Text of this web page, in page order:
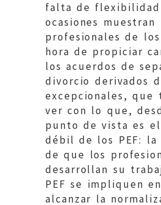
falta de flexibilidad
ocasiones muestran
profesionales de
hora de propiciar
los acuerdos de
divorcio derivados
excepcionales, que
ver con lo que,
punto de vista es
débil de los PEF: la
de que los
desarrollan su
PEF se impliquen
alcanzar la